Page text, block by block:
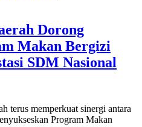
Dorong
Makan Bergizi
SDM Nasional
terus memperkuat sinergi antara
Program Makan